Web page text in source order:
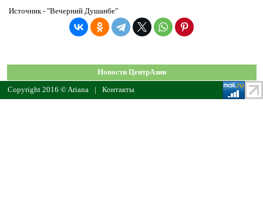
Источник - "Вечерний Душанбе"
Новости ЦентрАзии
Copyright 2016 © Ariana
| Контакты